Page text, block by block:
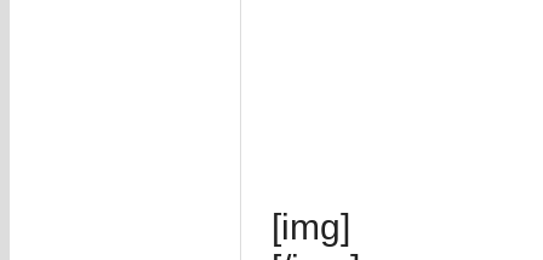
[img]